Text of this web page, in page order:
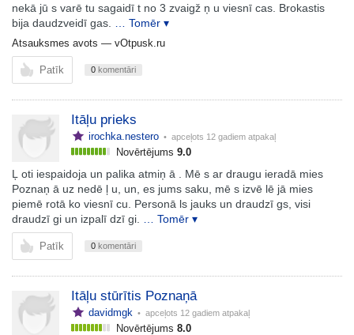
nekā jū s varē tu sagaidī t no 3 zvaigž ņ u viesnī cas. Brokastis
bija daudzveidī gas.
… Tomēr ▾
Atsauksmes avots — vOtpusk.ru
Patīk 0 komentāri
Itāļu prieks
irochka.nestero • apceļots 12 gadiem atpakaļ
Novērtējums 9.0
Ļ oti iespaidoja un palika atmiņ ā . Mē s ar draugu ieradā mies
Poznaņ ā uz nedē ļ u, un, es jums saku, mē s izvē lē jā mies
piemē rotā ko viesnī cu. Personā ls jauks un draudzī gs, visi
draudzī gi un izpalī dzī gi.
… Tomēr ▾
Patīk 0 komentāri
Itāļu stūrītis Poznaņā
davidmgk • apceļots 12 gadiem atpakaļ
Novērtējums 8.0